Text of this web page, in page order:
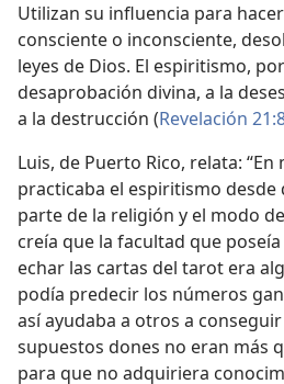
Utilizan su influencia para
consciente o inconsciente,
leyes de Dios. El espiritismo,
desaprobación divina, a la
a la destrucción (Revelación
Luis, de Puerto Rico, relata: “En
practicaba el espiritismo desde
parte de la religión y el modo
creía que la facultad que
echar las cartas del tarot era
podía predecir los números
así ayudaba a otros a
supuestos dones no eran más
para que no adquiriera